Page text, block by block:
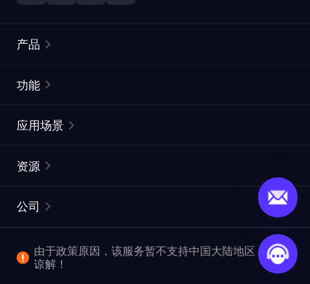
产品
静态住宅代理
网页抓取 API
视频下载 API
功能
ISP代理
ProxySite
应用场景
市场研究
爬行和索引
资源
常见问题解答
位置
公司
企业服务
由于政策原因，该服务暂不支持中国大陆地区，敬请
谅解！